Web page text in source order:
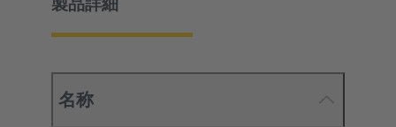
製品詳細
名称